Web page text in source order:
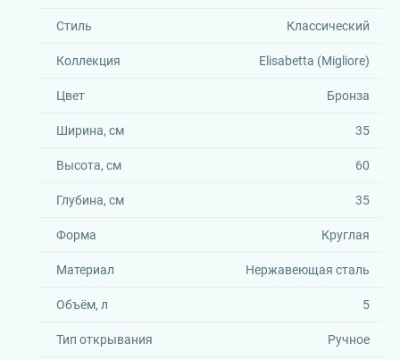
Стиль Классический
Коллекция Elisabetta (Migliore)
Цвет Бронза
Ширина, см 35
Высота, см 60
Глубина, см 35
Форма Круглая
Материал Нержавеющая сталь
Объём, л 5
Тип открывания Ручное